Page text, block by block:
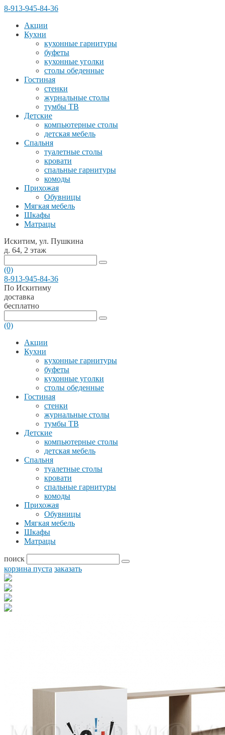
8-913-945-84-36
Акции
Кухни
кухонные гарнитуры
буфеты
кухонные уголки
столы обеденные
Гостиная
стенки
журнальные столы
тумбы ТВ
Детские
компьютерные столы
детская мебель
Спальня
туалетные столы
кровати
спальные гарнитуры
комоды
Прихожая
Обувницы
Мягкая мебель
Шкафы
Матрацы
Искитим, ул. Пушкина
д. 64, 2 этаж
(0)
8-913-945-84-36
По Искитиму
доставка
бесплатно
(0)
Акции
Кухни
кухонные гарнитуры
буфеты
кухонные уголки
столы обеденные
Гостиная
стенки
журнальные столы
тумбы ТВ
Детские
компьютерные столы
детская мебель
Спальня
туалетные столы
кровати
спальные гарнитуры
комоды
Прихожая
Обувницы
Мягкая мебель
Шкафы
Матрацы
поиск
корзина пуста заказать